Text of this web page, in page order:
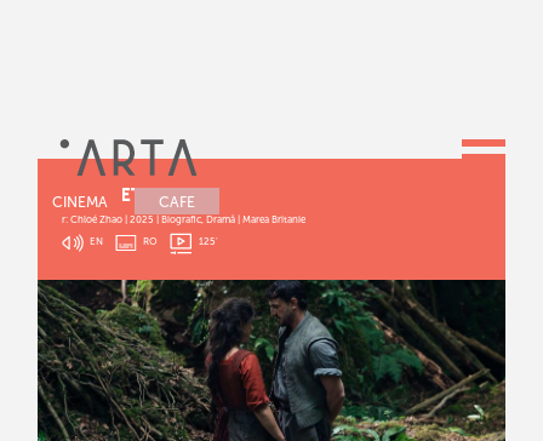
CINEMA CAFE
HAMNET
r: Chloé Zhao | 2025 | Biografic, Dramă | Marea Britanie
EN
RO 125'